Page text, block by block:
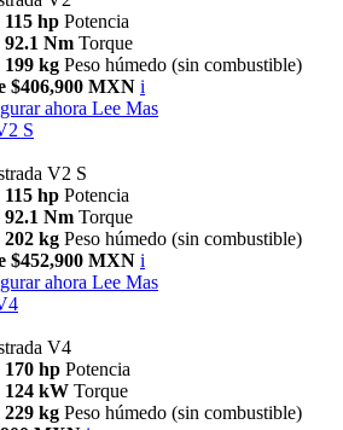
115 hp Potencia
92.1 Nm Torque
199 kg Peso húmedo (sin combustible)
$406,900 MXN i
ahora Lee Mas
S
V2 S
115 hp Potencia
92.1 Nm Torque
202 kg Peso húmedo (sin combustible)
$452,900 MXN i
ahora Lee Mas
V4
170 hp Potencia
124 kW Torque
229 kg Peso húmedo (sin combustible)